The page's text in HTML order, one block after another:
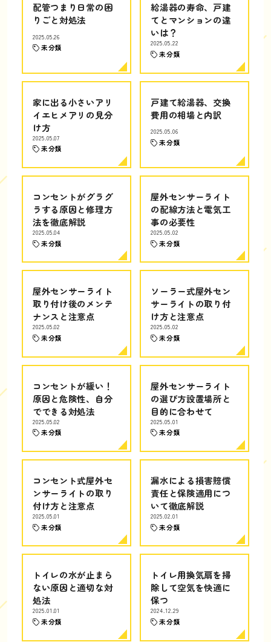
配管つまり日常の困
りごと対処法
2025.05.26
未分類
給湯器の寿命、戸建
てとマンションの違
いは？
2025.05.22
未分類
家に出る小さいアリ
イエヒメアリの見分
け方
2025.05.07
未分類
戸建て給湯器、交換
費用の相場と内訳
2025.05.06
未分類
コンセントがグラグ
ラする原因と修理方
法を徹底解説
2025.05.04
未分類
屋外センサーライト
の配線方法と電気工
事の必要性
2025.05.02
未分類
屋外センサーライト
取り付け後のメンテ
ナンスと注意点
2025.05.02
未分類
ソーラー式屋外セン
サーライトの取り付
け方と注意点
2025.05.02
未分類
コンセントが緩い！
原因と危険性、自分
でできる対処法
2025.05.02
未分類
屋外センサーライト
の選び方設置場所と
目的に合わせて
2025.05.01
未分類
コンセント式屋外セ
ンサーライトの取り
付け方と注意点
2025.05.01
未分類
漏水による損害賠償
責任と保険適用につ
いて徹底解説
2025.02.01
未分類
トイレの水が止まら
ない原因と適切な対
処法
2025.01.01
未分類
トイレ用換気扇を掃
除して空気を快適に
保つ
2024.12.29
未分類